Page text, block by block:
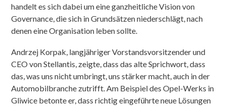
handelt es sich dabei um eine ganzheitliche Vision von
Governance, die sich in Grundsätzen niederschlägt, nach
denen eine Organisation leben sollte.
Andrzej Korpak, langjähriger Vorstandsvorsitzender und
CEO von Stellantis, zeigte, dass das alte Sprichwort, dass
das, was uns nicht umbringt, uns stärker macht, auch in der
Automobilbranche zutrifft. Am Beispiel des Opel-Werks in
Gliwice betonte er, dass richtig eingeführte neue Lösungen